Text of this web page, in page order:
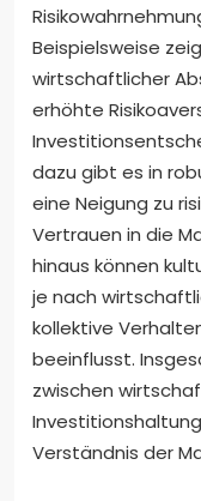
Beispielsweise
wirtschaftlicher
erhöhte
dazu gibt es in
eine Neigung zu
Vertrauen in die
hinaus können
je nach
kollektive
beeinflusst.
zwischen
Verständnis der